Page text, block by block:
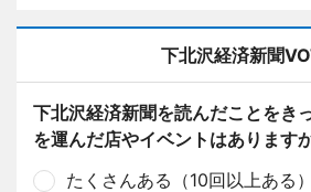
下北沢経済新聞
下北沢経済新聞を読んだことをき
を運んだ店やイベントはあります
たくさんある（10回以上ある）